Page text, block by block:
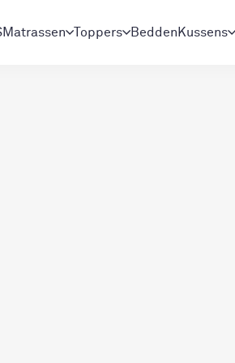
Matrassen Toppers Bedden Kussens